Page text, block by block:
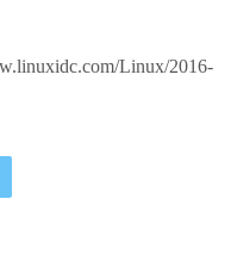
Linux/2016-